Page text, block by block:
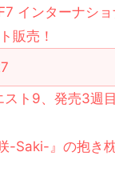
インターナシ
販売！
スト9、発売3週
-Saki-』の抱き